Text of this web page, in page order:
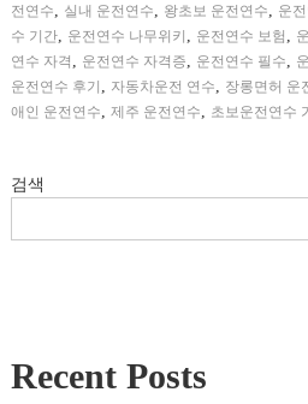
전연수, 실내 운전연수, 왕초보 운전연수, 운
수 기간, 운전연수 나무위키 , 운전연수 보험 ,
연수 자격 , 운전연수 자격증, 운전연수 필수,
운전연수 후기 , 자동차운전 연수, 장롱면허 운
애인 운전연수, 제주 운전연수, 초보운전연수
검색
Recent Posts